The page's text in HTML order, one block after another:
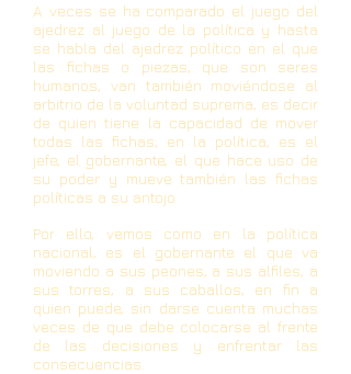
A veces se ha comparado el juego del
ajedrez al juego de la política y hasta
se habla del ajedrez político en el que
las fichas o piezas, que son seres
humanos, van también moviéndose al
arbitrio de la voluntad suprema, es decir
de quien tiene la capacidad de mover
todas las fichas; en la política, es el
jefe, el gobernante, el que hace uso de
su poder y mueve también las fichas
políticas a su antojo.
Por ello, vemos como en la política
nacional, es el gobernante el que va
moviendo a sus peones, a sus alfiles, a
sus torres, a sus caballos, en fin a
quien puede, sin darse cuenta muchas
veces de que debe colocarse al frente
de las decisiones y enfrentar las
consecuencias.